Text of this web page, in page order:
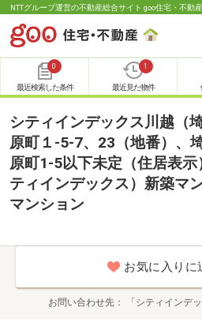
NTTグループ運営の不動産総合サイト goo住宅・不動産
0
最近検索した条件
1
最近見た物件
シティインデックス川越（
原町１-5-7、23（地番）、
原町1-5以下未定（住居表
ティインデックス）新築マ
マンション
お気に入りに
お問い合わせ先 「シティインデ